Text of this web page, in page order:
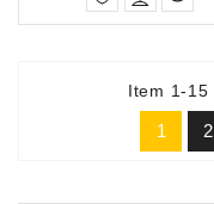
Item 1-15
1 2